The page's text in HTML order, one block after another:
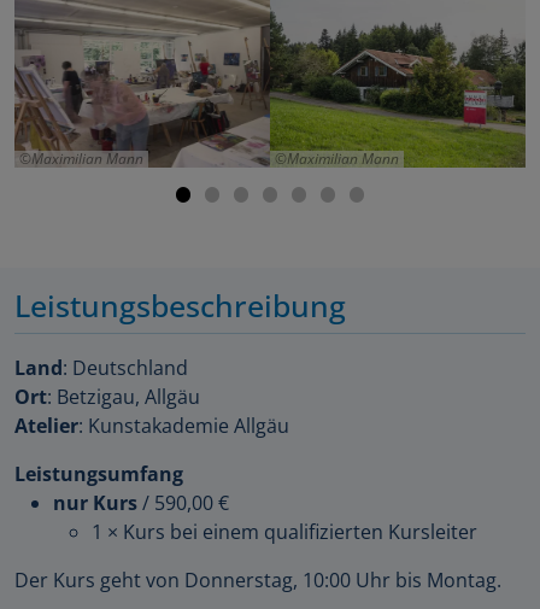
Maximilian Mann Maximilian Mann
Leistungsbeschreibung
Land: Deutschland
Ort: Betzigau, Allgäu
Atelier: Kunstakademie Allgäu
Leistungsumfang
nur Kurs/ 590,00 €
1 × Kurs bei einem qualifizierten Kursleiter
Der Kurs geht von Donnerstag, 10:00 Uhr bis Montag.